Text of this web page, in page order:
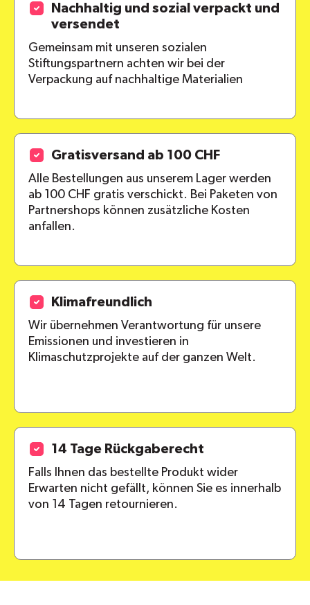
Nachhaltig und sozial verpackt und
versendet
Gemeinsam mit unseren sozialen
Stiftungspartnern achten wir bei der
Verpackung auf nachhaltige Materialien
Gratisversand ab 100 CHF
Alle Bestellungen aus unserem Lager werden
ab 100 CHF gratis verschickt. Bei Paketen von
Partnershops können zusätzliche Kosten
anfallen.
Klimafreundlich
Wir übernehmen Verantwortung für unsere
Emissionen und investieren in
Klimaschutzprojekte auf der ganzen Welt.
14 Tage Rückgaberecht
Falls Ihnen das bestellte Produkt wider
Erwarten nicht gefällt, können Sie es innerhalb
von 14 Tagen retournieren.